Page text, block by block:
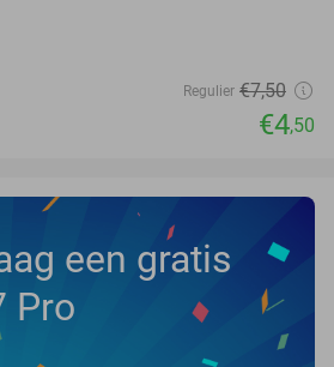
Regulier €7,50
€4,50
een gratis
Pro